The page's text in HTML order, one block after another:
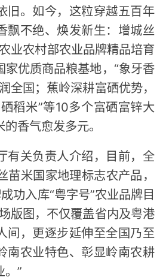
旧。如今，这粒穿越五百年
飘不绝、焕发新生：增城丝
业农村部农业品牌精品培育
家优质商品粮基地，“象牙香
全国；蕉岭深耕富硒优势，
稻米”等10多个富硒富锌大
香气愈发多元。
有关负责人介绍，目前，全
苗米国家地理标志农产品，
功入库“粤字号”农业品牌目
版图，不仅覆盖省内及粤港
间，更逐步延伸至全国乃至
南农业特色、彰显岭南农耕
”